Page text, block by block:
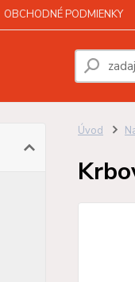
OBCHODNÉ PODMIENKY
Úvod